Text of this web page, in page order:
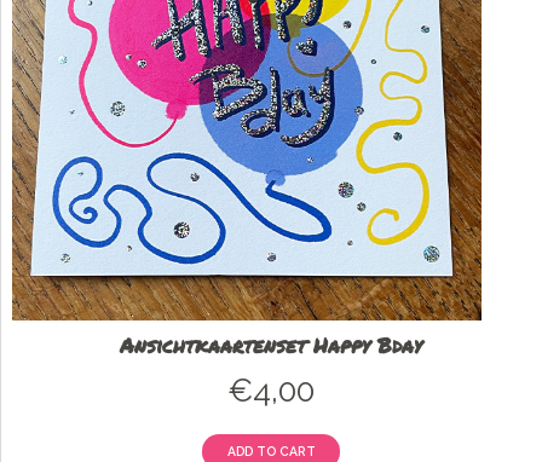
Ansichtkaartenset Happy Bday
€4,00
ADD TO CART